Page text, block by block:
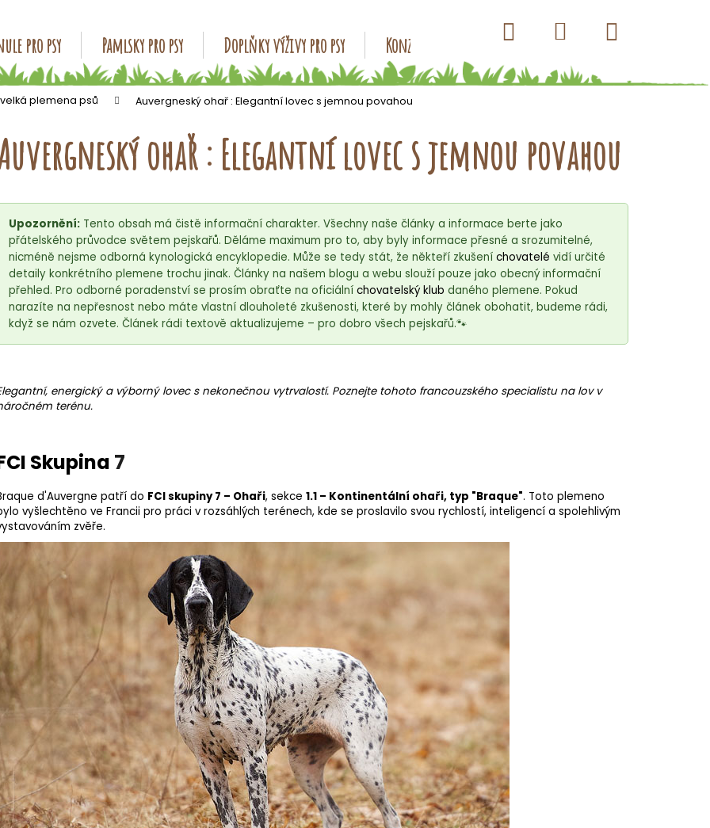
pro psy Pamlsky pro psy Doplňky výživy pro psy Konzervy pro psy Kapsičky pro psy
Hledat Přihlášení
košík
plemena psů Auvergneský ohař : Elegantní lovec s jemnou povahou
18kg (2x9kg)
ohař : Elegantní lovec s jemnou povahou
Upozornění: Tento obsah má čistě informační charakter. Všechny naše články a informace berte jako
přátelského průvodce světem pejskařů. Děláme maximum pro to, aby byly informace přesné a srozumitelné,
nicméně nejsme odborná kynologická encyklopedie. Může se tedy stát, že někteří zkušení chovatelé vidí určité
detaily konkrétního plemene trochu jinak. Články na našem blogu a webu slouží pouze jako obecný informační
přehled. Pro odborné poradenství se prosím obraťte na oficiální chovatelský klub daného plemene. Pokud
narazíte na nepřesnost nebo máte vlastní dlouholeté zkušenosti, které by mohly článek obohatit, budeme rádi,
když se nám ozvete. Článek rádi textově aktualizujeme – pro dobro všech pejskařů.🐾
energický a výborný lovec s nekonečnou vytrvalostí. Poznejte tohoto francouzského specialistu na lov v
terénu.
Skupina 7
d'Auvergne patří do FCI skupiny 7 – Ohaři, sekce 1.1 – Kontinentální ohaři, typ "Braque". Toto plemeno
vyšlechtěno ve Francii pro práci v rozsáhlých terénech, kde se proslavilo svou rychlostí, inteligencí a spolehlivým
zvěře.
Co potřebujete najít?
HLEDAT
Doporučujeme